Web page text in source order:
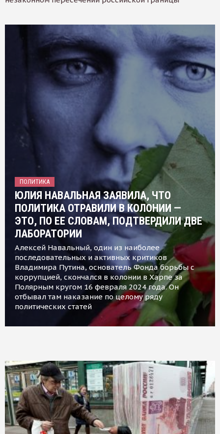
ПОЛИТИКА
ЮЛИЯ НАВАЛЬНАЯ ЗАЯВИЛА, ЧТО
ПОЛИТИКА ОТРАВИЛИ В КОЛОНИИ —
ЭТО, ПО ЕЕ СЛОВАМ, ПОДТВЕРДИЛИ ДВЕ
ЛАБОРАТОРИИ
Алексей Навальный, один из наиболее
последовательных и активных критиков
Владимира Путина, основатель Фонда борьбы с
коррупцией, скончался в колонии в Харпе за
Полярным кругом 16 февраля 2024 года. Он
отбывал там наказание по целому ряду
политических статей